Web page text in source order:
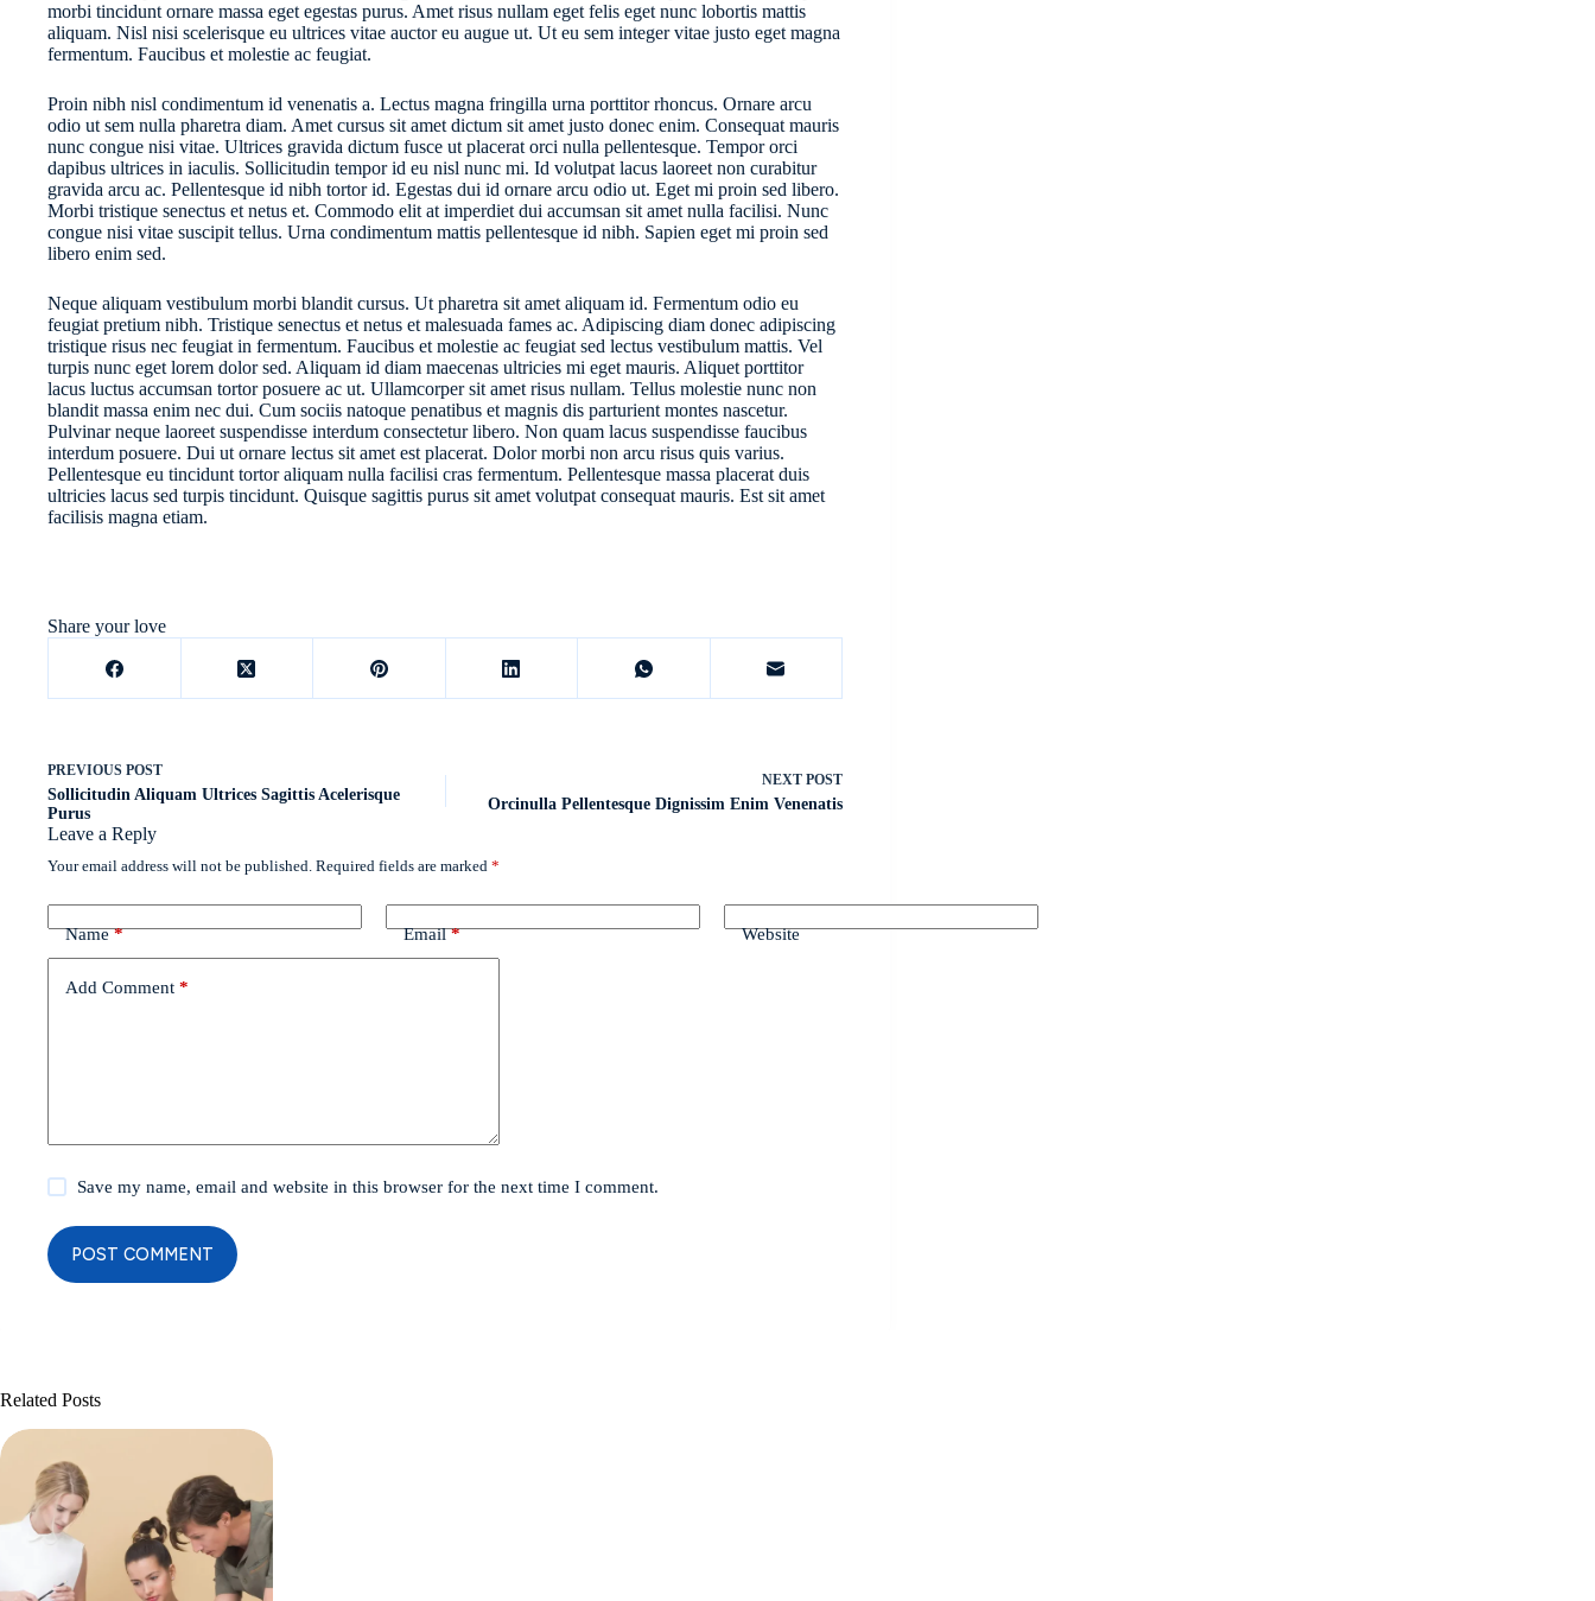
morbi tincidunt ornare massa eget egestas purus. Amet risus nullam eget felis eget nunc lobortis mattis
aliquam. Nisl nisi scelerisque eu ultrices vitae auctor eu augue ut. Ut eu sem integer vitae justo eget magna
fermentum. Faucibus et molestie ac feugiat.
Proin nibh nisl condimentum id venenatis a. Lectus magna fringilla urna porttitor rhoncus. Ornare arcu
odio ut sem nulla pharetra diam. Amet cursus sit amet dictum sit amet justo donec enim. Consequat mauris
nunc congue nisi vitae. Ultrices gravida dictum fusce ut placerat orci nulla pellentesque. Tempor orci
dapibus ultrices in iaculis. Sollicitudin tempor id eu nisl nunc mi. Id volutpat lacus laoreet non curabitur
gravida arcu ac. Pellentesque id nibh tortor id. Egestas dui id ornare arcu odio ut. Eget mi proin sed libero.
Morbi tristique senectus et netus et. Commodo elit at imperdiet dui accumsan sit amet nulla facilisi. Nunc
congue nisi vitae suscipit tellus. Urna condimentum mattis pellentesque id nibh. Sapien eget mi proin sed
libero enim sed.
Neque aliquam vestibulum morbi blandit cursus. Ut pharetra sit amet aliquam id. Fermentum odio eu
feugiat pretium nibh. Tristique senectus et netus et malesuada fames ac. Adipiscing diam donec adipiscing
tristique risus nec feugiat in fermentum. Faucibus et molestie ac feugiat sed lectus vestibulum mattis. Vel
turpis nunc eget lorem dolor sed. Aliquam id diam maecenas ultricies mi eget mauris. Aliquet porttitor
lacus luctus accumsan tortor posuere ac ut. Ullamcorper sit amet risus nullam. Tellus molestie nunc non
blandit massa enim nec dui. Cum sociis natoque penatibus et magnis dis parturient montes nascetur.
Pulvinar neque laoreet suspendisse interdum consectetur libero. Non quam lacus suspendisse faucibus
interdum posuere. Dui ut ornare lectus sit amet est placerat. Dolor morbi non arcu risus quis varius.
Pellentesque eu tincidunt tortor aliquam nulla facilisi cras fermentum. Pellentesque massa placerat duis
ultricies lacus sed turpis tincidunt. Quisque sagittis purus sit amet volutpat consequat mauris. Est sit amet
facilisis magna etiam.
Share your love
PREVIOUS POST
Sollicitudin Aliquam Ultrices Sagittis Acelerisque
Purus
NEXT POST
Orcinulla Pellentesque Dignissim Enim Venenatis
Leave a Reply
Your email address will not be published. Required fields are marked *
Name* Email* Website
Add Comment *
Save my name, email and website in this browser for the next time I comment.
POST COMMENT
Related Posts